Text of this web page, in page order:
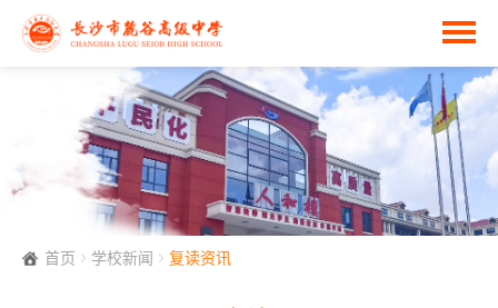
首页 学校新闻 复读资讯